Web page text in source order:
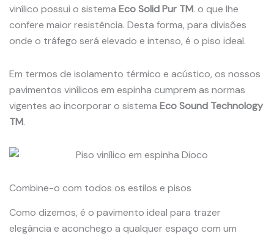
vinílico possui o sistema Eco Solid Pur TM. o que lhe
confere maior resistência. Desta forma, para divisões
onde o tráfego será elevado e intenso, é o piso ideal.
Em termos de isolamento térmico e acústico, os nossos
pavimentos vinílicos em espinha cumprem as normas
vigentes ao incorporar o sistema Eco Sound Technology
TM.
Combine-o com todos os estilos e pisos
Como dizemos, é o pavimento ideal para trazer
elegância e aconchego a qualquer espaço com um